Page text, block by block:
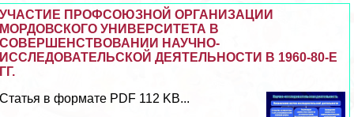
УЧАСТИЕ ПРОФСОЮЗНОЙ ОРГАНИЗАЦИИ
МОРДОВСКОГО УНИВЕРСИТЕТА В
СОВЕРШЕНСТВОВАНИИ НАУЧНО-
ИССЛЕДОВАТЕЛЬСКОЙ ДЕЯТЕЛЬНОСТИ В 1960-80-Е
ГГ.
Статья в формате PDF 112 KB...